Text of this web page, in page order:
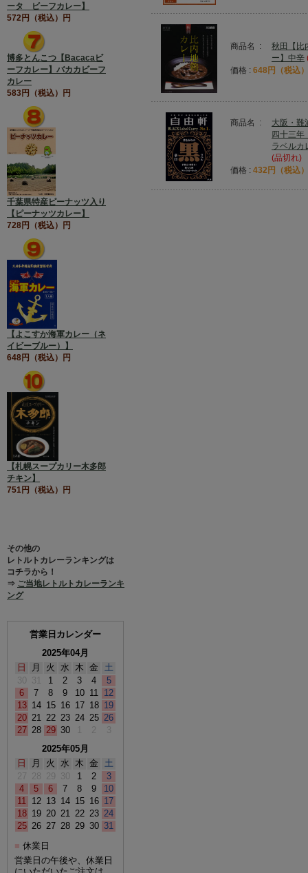
ータ ビーフカレー】
572円（税込）円
博多とんこつ【Bacacaビ
ーフカレー】バカカビーフ
カレー
583円（税込）円
千葉県特産ピーナッツ入り
【ピーナッツカレー】
728円（税込）円
【よこすか海軍カレー（ネ
イビーブルー）】
648円（税込）円
【札幌スープカリー木多郎
チキン】
751円（税込）円
その他の
レトルトカレーランキングは
コチラから！
⇒ ご当地レトルトカレーランキ
ング
営業日カレンダー
2025年04月
日
月 火 水 木 金
土
30
31 1 2 3 4
5
6
7 8 9 10 11 12
13 14 15 16 17 18 19
20 21 22 23 24 25 26
27 28 29 30 1 2
3
2025年05月
日
月 火 水 木 金
土
27 28 29 30 1 2
3
4
5 6 7 8 9
10
11 12 13 14 15 16 17
18 19 20 21 22 23 24
25 26 27 28 29 30 31
■ 休業日
営業日の午後や、休業日
商品名 :
秋田【比
ー】中辛
価格 : 648円（税込）
商品名 :
大阪・
四十三
ラベルカ
(品切れ)
価格 : 432円（税込）